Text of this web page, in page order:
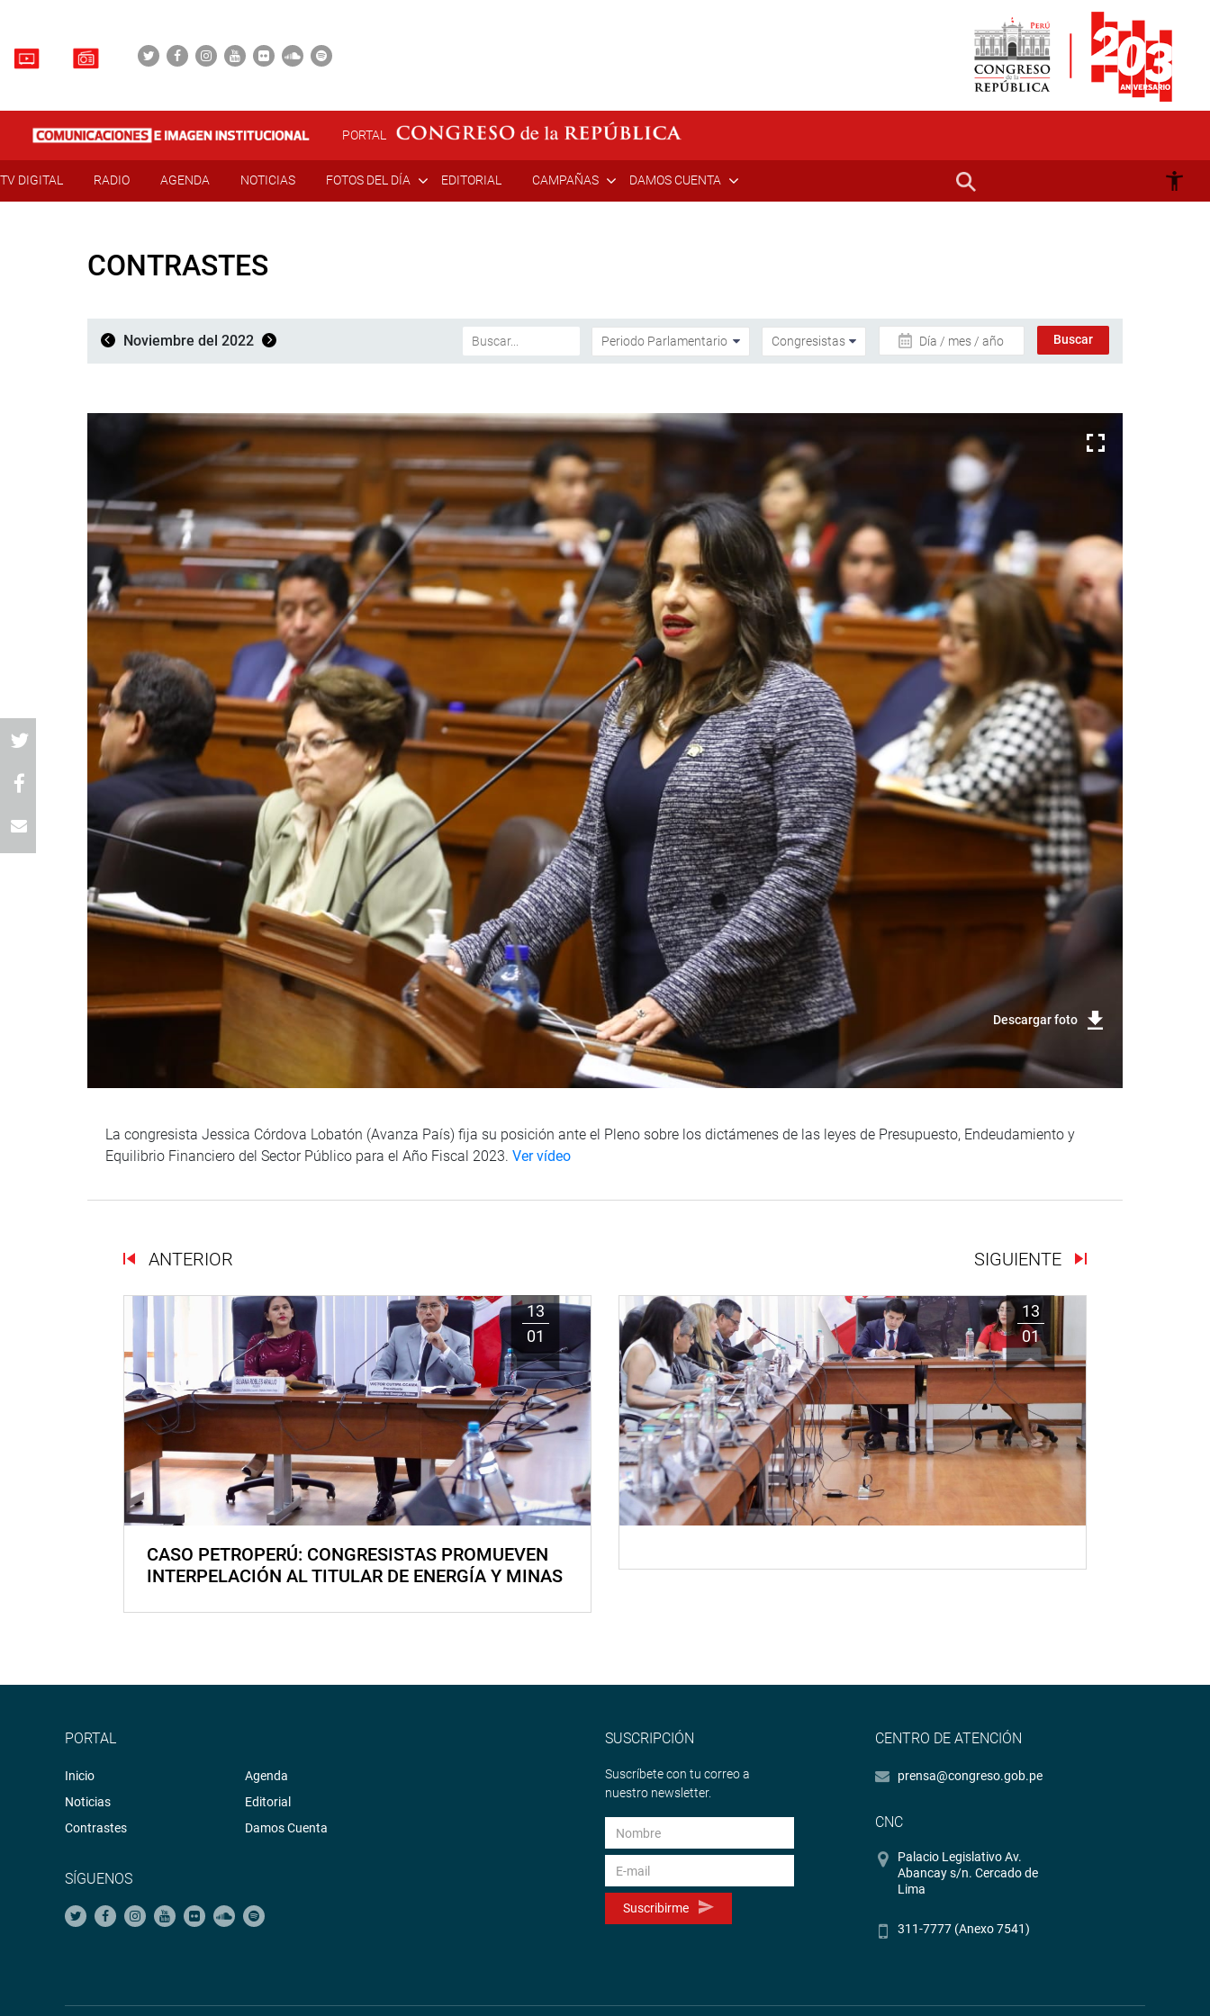
PORTAL
TV DIGITAL RADIO AGENDA NOTICIAS FOTOS DEL DÍA EDITORIAL CAMPAÑAS DAMOS CUENTA
CONTRASTES
Noviembre del 2022 Día / mes / año
Descargar foto
La congresista Jessica Córdova Lobatón (Avanza País) fija su posición ante el Pleno sobre los dictámenes de las leyes de Presupuesto, Endeudamiento y
Equilibrio Financiero del Sector Público para el Año Fiscal 2023. Ver vídeo
ANTERIOR SIGUIENTE
13
01
CASO PETROPERÚ: CONGRESISTAS PROMUEVEN
INTERPELACIÓN AL TITULAR DE ENERGÍA Y MINAS
13
01
PORTAL
Inicio
Noticias
Contrastes
Agenda
Editorial
Damos Cuenta
SÍGUENOS
SUSCRIPCIÓN
Suscríbete con tu correo a
nuestro newsletter.
Suscribirme
CENTRO DE ATENCIÓN
prensa@congreso.gob.pe
CNC
Palacio Legislativo Av.
Abancay s/n. Cercado de
Lima
311-7777 (Anexo 7541)